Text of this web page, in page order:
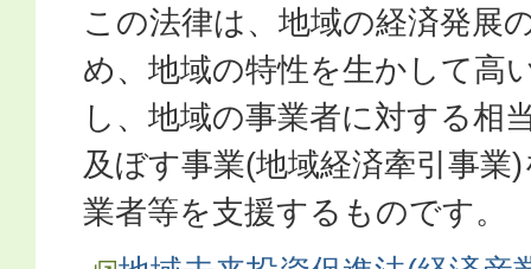
この法律は、地域の経済発展
め、地域の特性を生かして高
し、地域の事業者に対する相
及ぼす事業(地域経済牽引事業
業者等を支援するものです。